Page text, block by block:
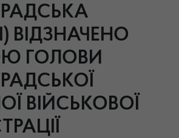
ВІДЗНАЧЕНО
ГОЛОВИ
ВІЙСЬКОВОЇ